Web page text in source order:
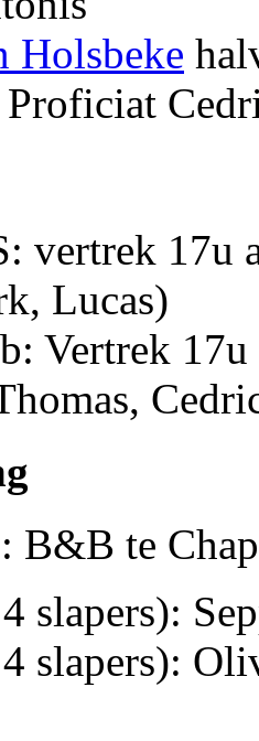
Holsbeke
vertrek 17u
Lucas)
Vertrek
B&B te
slapers):
slapers):